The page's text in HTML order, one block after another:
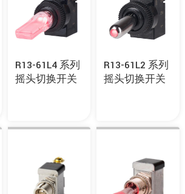
R13-61L4 系列
摇头切换开关
R13-61L2 系列
摇头切换开关